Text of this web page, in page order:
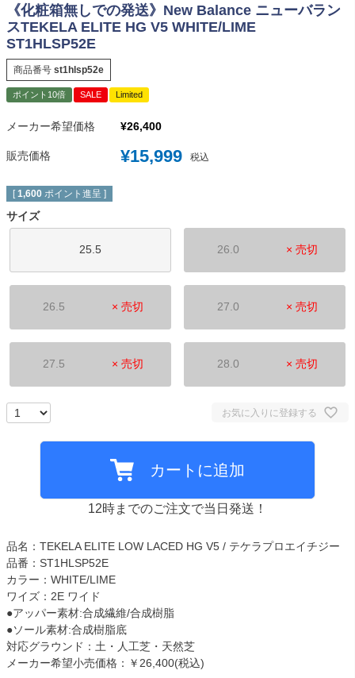
《化粧箱無しでの発送》New Balance ニューバラン
スTEKELA ELITE HG V5 WHITE/LIME
ST1HLSP52E
商品番号 st1hlsp52e
ポイント10倍 SALE Limited
メーカー希望価格 ¥26,400
販売価格 ¥15,999 税込
[ 1,600 ポイント進呈 ]
サイズ
25.5 26.0 × 売切
26.5 × 売切 27.0 × 売切
27.5 × 売切 28.0 × 売切
お気に入りに登録する
カートに追加
12時までのご注文で当日発送！
品名：TEKELA ELITE LOW LACED HG V5 / テケラプロエイチジー
品番：ST1HLSP52E
カラー：WHITE/LIME
ワイズ：2E ワイド
●アッパー素材:合成繊維/合成樹脂
●ソール素材:合成樹脂底
対応グラウンド：土・人工芝・天然芝
メーカー希望小売価格：￥26,400(税込)